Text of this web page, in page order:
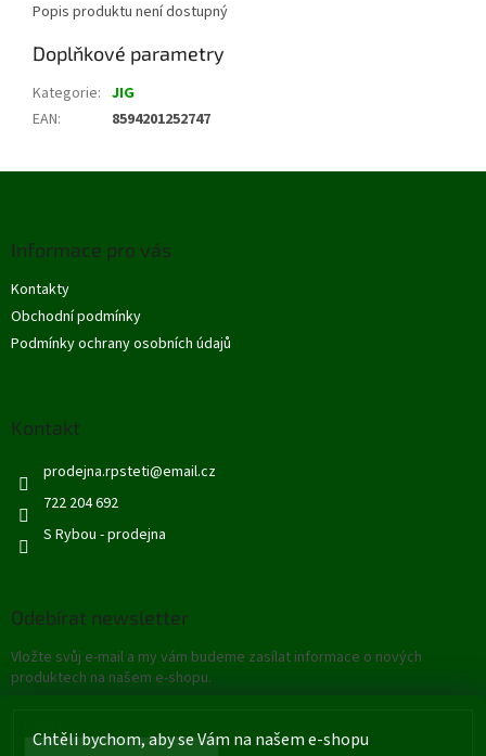
Chtěli bychom, aby se Vám na našem e-shopu
Popis produktu není dostupný
Doplňkové parametry
Kategorie: JIG
EAN: 8594201252747
Informace pro vás
Kontakty
Obchodní podmínky
Podmínky ochrany osobních údajů
Kontakt
prodejna.rpsteti@email.cz
722 204 692
S Rybou - prodejna
Odebírat newsletter
Vložte svůj e-mail a my vám budeme zasílat informace o nových
produktech na našem e-shopu.